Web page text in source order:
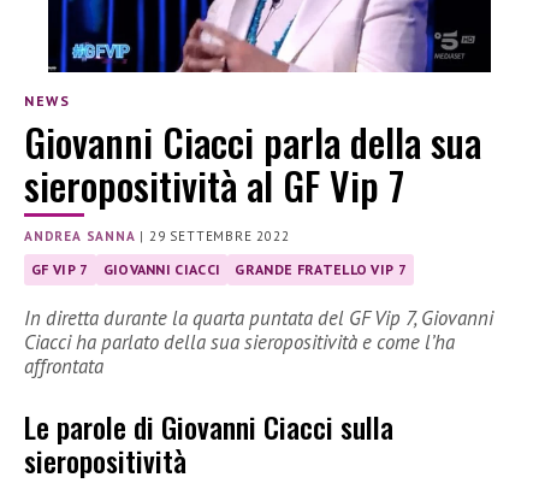
NEWS
Giovanni Ciacci parla della sua
sieropositività al GF Vip 7
ANDREA SANNA |29 SETTEMBRE 2022
GF VIP 7 GIOVANNI CIACCI GRANDE FRATELLO VIP 7
In diretta durante la quarta puntata del GF Vip 7, Giovanni
Ciacci ha parlato della sua sieropositività e come l’ha
affrontata
Le parole di Giovanni Ciacci sulla
sieropositività